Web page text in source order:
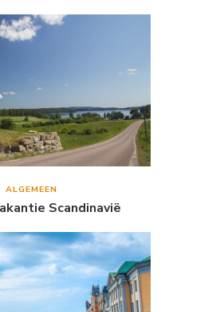
ALGEMEEN
Scandinavië